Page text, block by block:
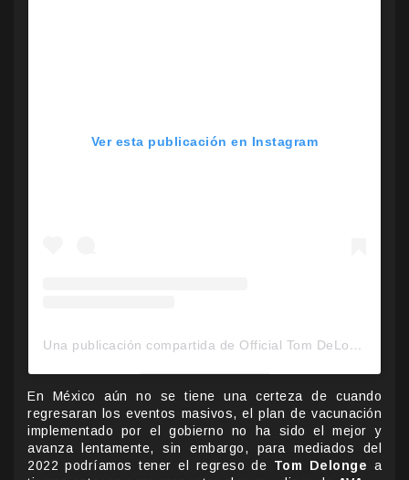
Ver esta publicación en Instagram
Una publicación compartida de Official Tom DeLonge (@tomdelonge)
En México aún no se tiene una certeza de cuando
regresaran los eventos masivos, el plan de vacunación
implementado por el gobierno no ha sido el mejor y
avanza lentamente, sin embargo, para mediados del
2022 podríamos tener el regreso de Tom Delonge a